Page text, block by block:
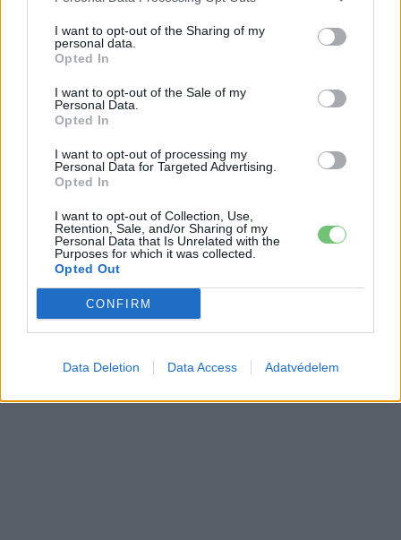
I want to opt-out of the Sharing of my
personal data.
Opted In
I want to opt-out of the Sale of my
Personal Data.
Opted In
I want to opt-out of processing my
Personal Data for Targeted Advertising.
Opted In
I want to opt-out of Collection, Use,
Retention, Sale, and/or Sharing of my
Personal Data that Is Unrelated with the
Purposes for which it was collected.
Opted Out
CONFIRM
Data Deletion Data Access Adatvédelem
Elektromos
elektromos pickupjának ára, és nevet is
kapott a modell
Elektromos
9000 elektromos furgonnál tart a Royal
Mail — és brutális tempóban bővül a